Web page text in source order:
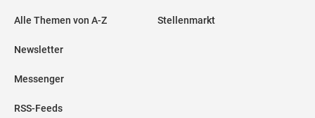
Alle Themen von A-Z
Newsletter
Messenger
RSS-Feeds
Stellenmarkt